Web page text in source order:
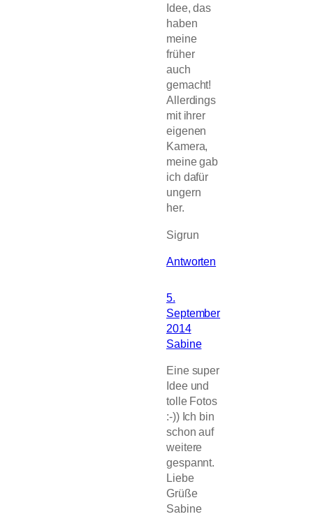
Idee, das
haben
meine
früher
auch
gemacht!
Allerdings
mit ihrer
eigenen
Kamera,
meine gab
ich dafür
ungern
her.
Sigrun
Antworten
5.
September
2014
Sabine
Eine super
Idee und
tolle Fotos
:-)) Ich bin
schon auf
weitere
gespannt.
Liebe
Grüße
Sabine